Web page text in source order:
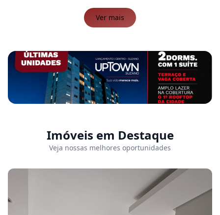
Ver mais
Imóveis em Destaque
Veja nossas melhores oportunidades